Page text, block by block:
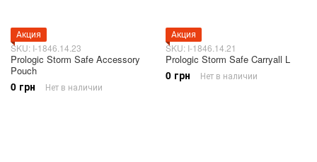
Акция
SKU: I-1846.14.23
Prologic Storm Safe Accessory
Pouch
0 грн Нет в наличии
Акция
SKU: I-1846.14.21
Prologic Storm Safe Carryall L
0 грн Нет в наличии